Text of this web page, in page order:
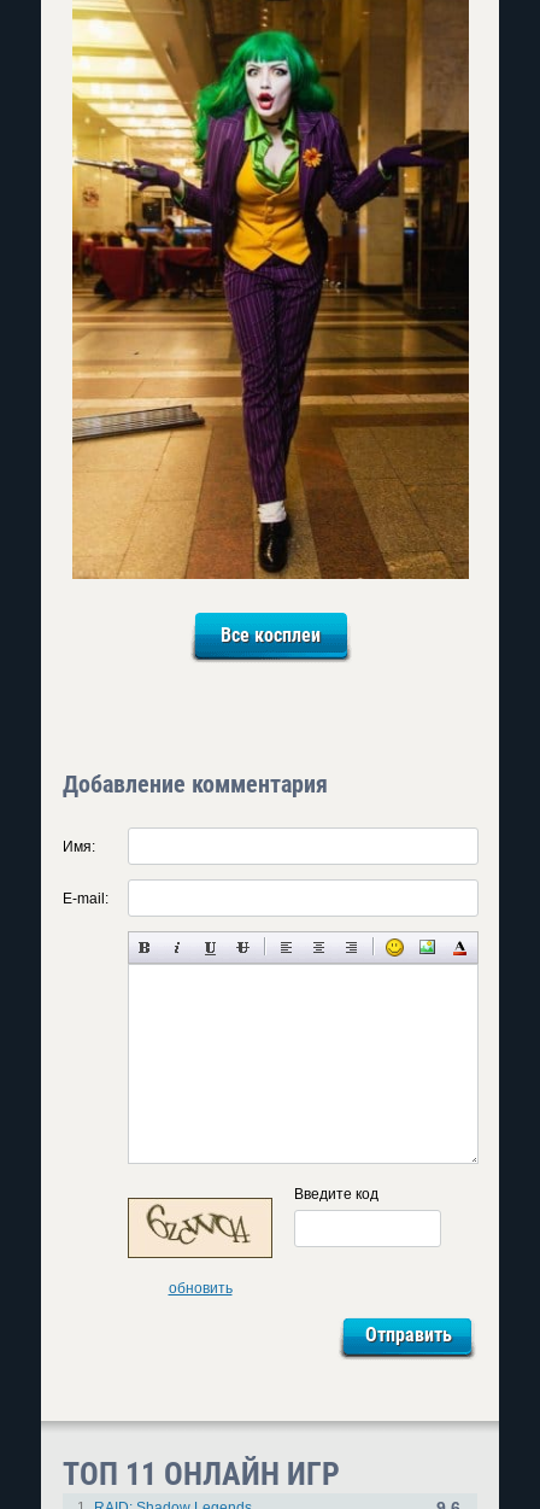
Все косплеи
Добавление комментария
Имя:
E-mail:
обновить
Введите код
ТОП 11 ОНЛАЙН ИГР